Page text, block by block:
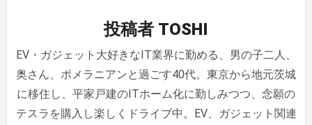
ョ
ン
投稿者 TOSHI
EV・ガジェット大好きなIT業界に勤める、男の子二人、
奥さん、ポメラニアンと過ごす40代。東京から地元茨城
に移住し、平家戸建のITホーム化に勤しみつつ、念願の
テスラを購入し楽しくドライブ中。EV、ガジェット関連